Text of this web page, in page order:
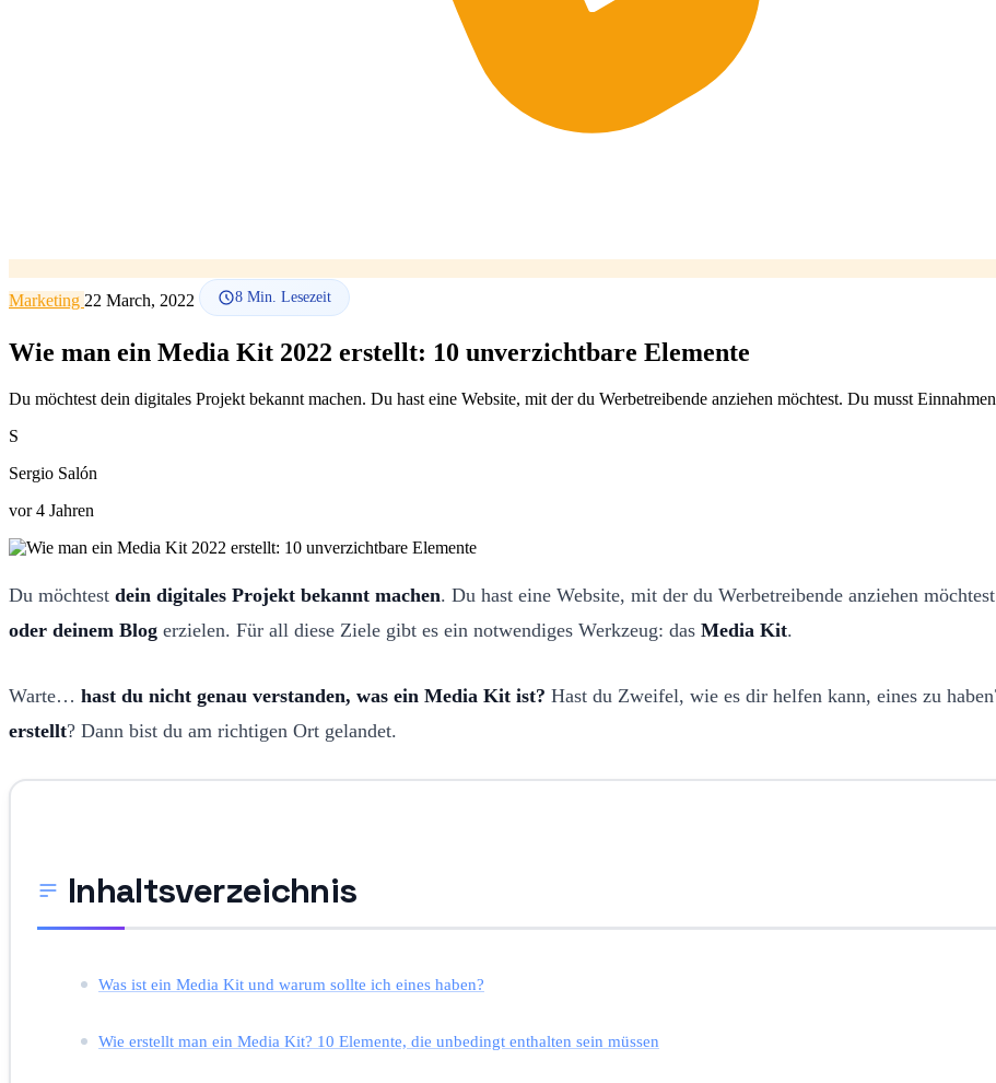
Marketing 22 March, 2022 8 Min. Lesezeit
Wie man ein Media Kit 2022 erstellt: 10 unverzichtbare Elemente
Du möchtest dein digitales Projekt bekannt machen. Du hast eine Website, mit der du Werbetreibende anziehen möchtest. Du musst
S
Sergio Salón
vor 4 Jahren
Du möchtest dein digitales Projekt bekannt machen. Du hast eine Website, mit der du Werbetreibende anziehen
oder deinem Blog erzielen. Für all diese Ziele gibt es ein notwendiges Werkzeug: das Media Kit.
Warte… hast du nicht genau verstanden, was ein Media Kit ist? Hast du Zweifel, wie es dir helfen kann, eines zu
erstellt? Dann bist du am richtigen Ort gelandet.
Inhaltsverzeichnis
Was ist ein Media Kit und warum sollte ich eines haben?
Wie erstellt man ein Media Kit? 10 Elemente, die unbedingt enthalten sein müssen